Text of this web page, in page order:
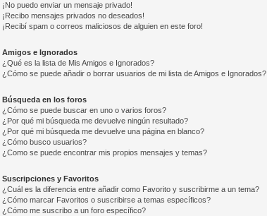
¡No puedo enviar un mensaje privado!
¡Recibo mensajes privados no deseados!
¡Recibí spam o correos maliciosos de alguien en este foro!
Amigos e Ignorados
¿Qué es la lista de Mis Amigos e Ignorados?
¿Cómo se puede añadir o borrar usuarios de mi lista de Amigos e Ignorados?
Búsqueda en los foros
¿Cómo se puede buscar en uno o varios foros?
¿Por qué mi búsqueda me devuelve ningún resultado?
¿Por qué mi búsqueda me devuelve una página en blanco?
¿Cómo busco usuarios?
¿Como se puede encontrar mis propios mensajes y temas?
Suscripciones y Favoritos
¿Cuál es la diferencia entre añadir como Favorito y suscribirme a un tema?
¿Cómo marcar Favoritos o suscribirse a temas específicos?
¿Cómo me suscribo a un foro específico?